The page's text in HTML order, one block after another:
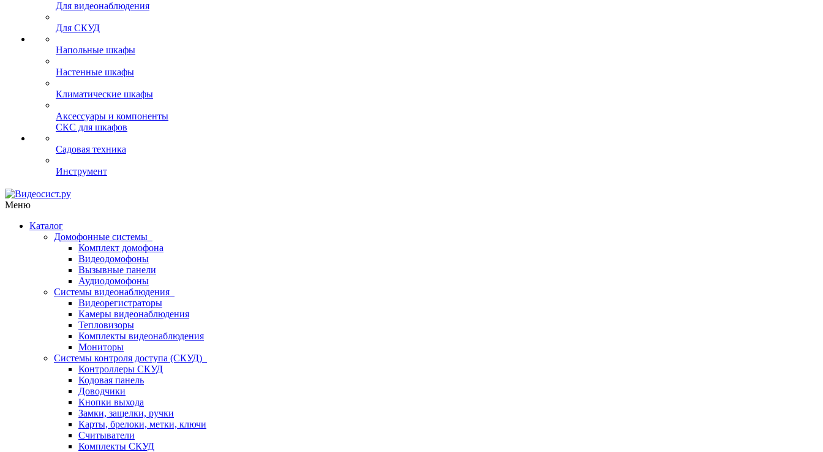
Для видеонаблюдения
Для СКУД
Напольные шкафы
Настенные шкафы
Климатические шкафы
Аксессуары и компоненты
СКС для шкафов
Садовая техника
Инструмент
Меню
Каталог
Домофонные системы
Комплект домофона
Видеодомофоны
Вызывные панели
Аудиодомофоны
Системы видеонаблюдения
Видеорегистраторы
Камеры видеонаблюдения
Тепловизоры
Комплекты видеонаблюдения
Мониторы
Системы контроля доступа (СКУД)
Контроллеры СКУД
Кодовая панель
Доводчики
Кнопки выхода
Замки, защелки, ручки
Карты, брелоки, метки, ключи
Считыватели
Комплекты СКУД